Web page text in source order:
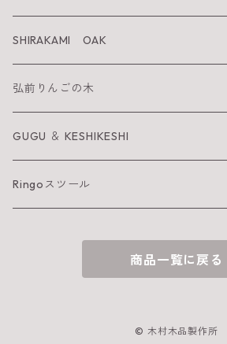
太陽を纏うりんご
Neckiace
Bracelet
SHIRAKAMI OAK
Tsugara Table
Tsugara Chair
弘前りんごの木
お箸
箸置き
GUGU ＆ KESHIKESHI
GUGU
Ringoスツール
商品一覧に戻る
© 木村木品製作所